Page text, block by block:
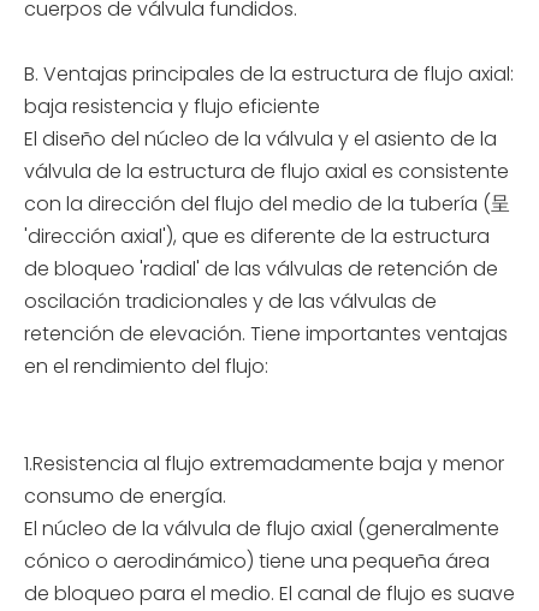
cuerpos de válvula fundidos.
B. Ventajas principales de la estructura de flujo axial:
baja resistencia y flujo eficiente
El diseño del núcleo de la válvula y el asiento de la
válvula de la estructura de flujo axial es consistente
con la dirección del flujo del medio de la tubería (呈
'dirección axial'), que es diferente de la estructura
de bloqueo 'radial' de las válvulas de retención de
oscilación tradicionales y de las válvulas de
retención de elevación. Tiene importantes ventajas
en el rendimiento del flujo:
1.Resistencia al flujo extremadamente baja y menor
consumo de energía.
El núcleo de la válvula de flujo axial (generalmente
cónico o aerodinámico) tiene una pequeña área
de bloqueo para el medio. El canal de flujo es suave